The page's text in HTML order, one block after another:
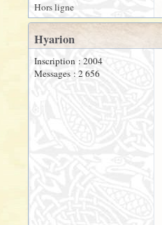
Hors ligne
Hyarion
Inscription : 2004
Messages : 2 656